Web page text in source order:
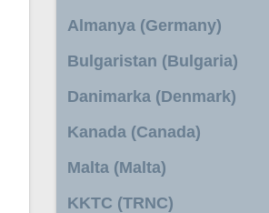
Almanya (Germany)
Bulgaristan (Bulgaria)
Danimarka (Denmark)
Kanada (Canada)
Malta (Malta)
KKTC (TRNC)